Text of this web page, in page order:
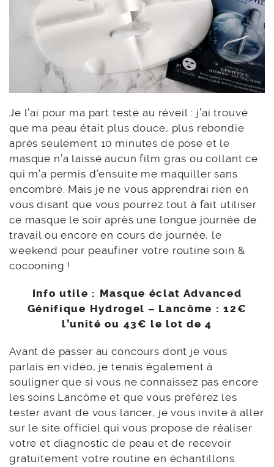
Je l’ai pour ma part testé au réveil : j’ai trouvé
que ma peau était plus douce, plus rebondie
après seulement 10 minutes de pose et le
masque n’a laissé aucun film gras ou collant ce
qui m’a permis d’ensuite me maquiller sans
encombre. Mais je ne vous apprendrai rien en
vous disant que vous pourrez tout à fait utiliser
ce masque le soir après une longue journée de
travail ou encore en cours de journée, le
weekend pour peaufiner votre routine soin &
cocooning !
Info utile : Masque éclat Advanced
Génifique Hydrogel – Lancôme : 12€
l’unité ou 43€ le lot de 4
Avant de passer au concours dont je vous
parlais en vidéo, je tenais également à
souligner que si vous ne connaissez pas encore
les soins Lancôme et que vous préférez les
tester avant de vous lancer, je vous invite à aller
sur le site officiel qui vous propose de réaliser
votre et diagnostic de peau et de recevoir
gratuitement votre routine en échantillons.